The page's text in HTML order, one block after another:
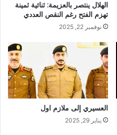
الهلال ينتصر بالعزيمة: ثنائية ثمينة
تهزم الفتح رغم النقص العددي
نوفمبر 22, 2025
العسيري إلى ملازم اول
يناير 29, 2025